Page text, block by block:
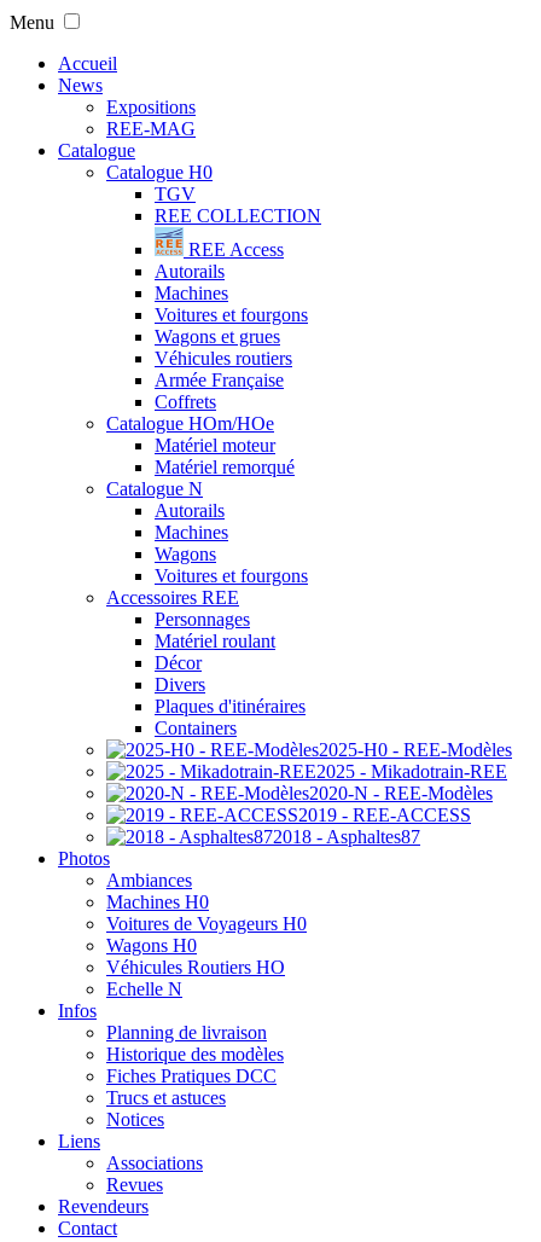
Menu
Accueil
News
Expositions
REE-MAG
Catalogue
Catalogue H0
TGV
REE COLLECTION
REE Access
Autorails
Machines
Voitures et fourgons
Wagons et grues
Véhicules routiers
Armée Française
Coffrets
Catalogue HOm/HOe
Matériel moteur
Matériel remorqué
Catalogue N
Autorails
Machines
Wagons
Voitures et fourgons
Accessoires REE
Personnages
Matériel roulant
Décor
Divers
Plaques d'itinéraires
Containers
2025-H0 - REE-Modèles
2025 - Mikadotrain-REE
2020-N - REE-Modèles
2019 - REE-ACCESS
2018 - Asphaltes87
Photos
Ambiances
Machines H0
Voitures de Voyageurs H0
Wagons H0
Véhicules Routiers HO
Echelle N
Infos
Planning de livraison
Historique des modèles
Fiches Pratiques DCC
Trucs et astuces
Notices
Liens
Associations
Revues
Revendeurs
Contact